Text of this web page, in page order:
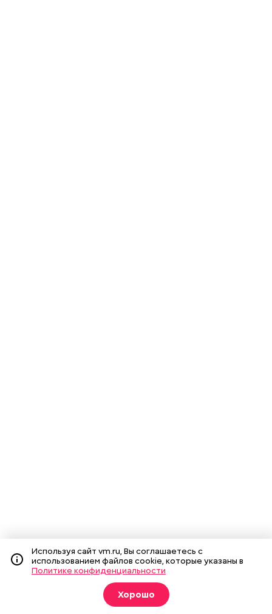
Используя сайт vm.ru, Вы соглашаетесь с
использованием файлов cookie, которые указаны в
Политике конфиденциальности
Хорошо